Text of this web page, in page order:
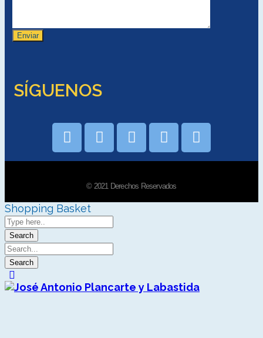
SÍGUENOS
© 2021 Derechos Reservados
Shopping Basket